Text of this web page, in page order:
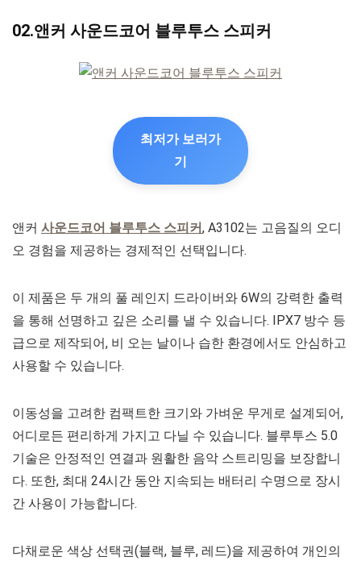
02.앤커 사운드코어 블루투스 스피커
최저가 보러가
기
앤커 사운드코어 블루투스 스피커, A3102는 고음질의 오디
오 경험을 제공하는 경제적인 선택입니다.
이 제품은 두 개의 풀 레인지 드라이버와 6W의 강력한 출력
을 통해 선명하고 깊은 소리를 낼 수 있습니다. IPX7 방수 등
급으로 제작되어, 비 오는 날이나 습한 환경에서도 안심하고
사용할 수 있습니다.
이동성을 고려한 컴팩트한 크기와 가벼운 무게로 설계되어,
어디로든 편리하게 가지고 다닐 수 있습니다. 블루투스 5.0
기술은 안정적인 연결과 원활한 음악 스트리밍을 보장합니
다. 또한, 최대 24시간 동안 지속되는 배터리 수명으로 장시
간 사용이 가능합니다.
다채로운 색상 선택권(블랙, 블루, 레드)을 제공하여 개인의